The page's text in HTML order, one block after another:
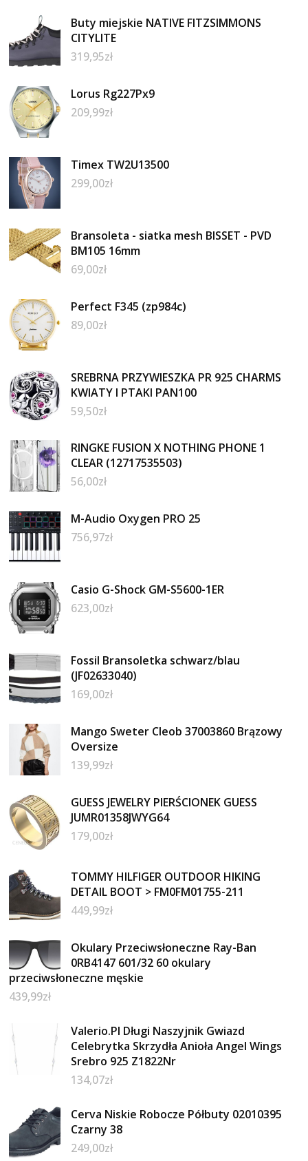
Buty miejskie NATIVE FITZSIMMONS
CITYLITE
319,95zł
Lorus Rg227Px9
209,99zł
Timex TW2U13500
299,00zł
Bransoleta - siatka mesh BISSET - PVD
BM105 16mm
69,00zł
Perfect F345 (zp984c)
89,00zł
SREBRNA PRZYWIESZKA PR 925 CHARMS
KWIATY I PTAKI PAN100
59,50zł
RINGKE FUSION X NOTHING PHONE 1
CLEAR (12717535503)
56,00zł
M-Audio Oxygen PRO 25
756,97zł
Casio G-Shock GM-S5600-1ER
623,00zł
Fossil Bransoletka schwarz/blau
(JF02633040)
169,00zł
Mango Sweter Cleob 37003860 Brązowy
Oversize
139,99zł
GUESS JEWELRY PIERŚCIONEK GUESS
JUMR01358JWYG64
179,00zł
TOMMY HILFIGER OUTDOOR HIKING
DETAIL BOOT > FM0FM01755-211
449,99zł
Okulary Przeciwsłoneczne Ray-Ban
0RB4147 601/32 60 okulary
przeciwsłoneczne męskie
439,99zł
Valerio.Pl Długi Naszyjnik Gwiazd
Celebrytka Skrzydła Anioła Angel Wings
Srebro 925 Z1822Nr
134,07zł
Cerva Niskie Robocze Półbuty 02010395
Czarny 38
249,00zł